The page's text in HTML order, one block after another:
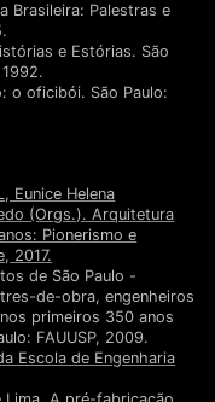
Brasileira: Palestras e
e Estórias. São
o oficibói. São Paulo:
Eunice Helena
(Orgs.). Arquitetura
Pionerismo e
2017.
de São Paulo -
de-obra, engenheiros
primeiros 350 anos
FAUUSP, 2009.
Escola de Engenharia